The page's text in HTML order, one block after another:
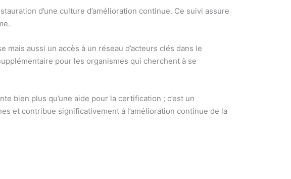
d’une culture d’amélioration continue. Ce suivi assure
aussi un accès à un réseau d’acteurs clés dans le
pour les organismes qui cherchent à se
bien plus qu’une aide pour la certification ; c’est un
et contribue significativement à l’amélioration continue de la